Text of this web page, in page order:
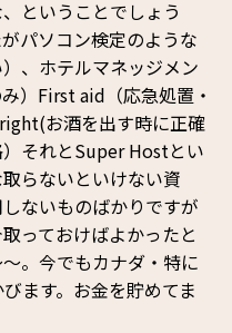
ということでしょう
パソコン検定のような
、ホテルマネッジメン
）First aid（応急処置・
お酒を出す時に正確
それとSuper Hostとい
らないといけない資
ないものばかりですが
っておけばよかったと
。今でもカナダ・特に
ます。お金を貯めてま